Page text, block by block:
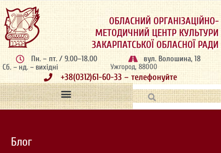
ОБЛАСНИЙ ОРГАНІЗАЦІЙНО-
МЕТОДИЧНИЙ ЦЕНТР КУЛЬТУРИ
ЗАКАРПАТСЬКОЇ ОБЛАСНОЇ РАДИ
Пн. – пт. / 9.00–18.00
Сб. – нд. – вихідні
вул. Волошина, 18
Ужгород, 88000
+38(0312)61-60-33 – телефонуйте
Блог